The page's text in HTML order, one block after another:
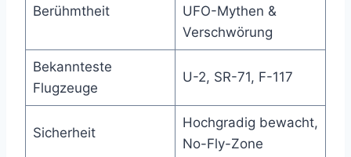
Berühmtheit
UFO-Mythen &
Verschwörung
Bekannteste
Flugzeuge
U-2, SR-71, F-117
Sicherheit
Hochgradig bewacht,
No-Fly-Zone